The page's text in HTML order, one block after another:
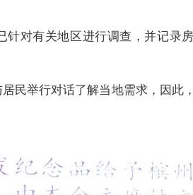
对有关地区进行调查，并记录
民举行对话了解当地需求，因此